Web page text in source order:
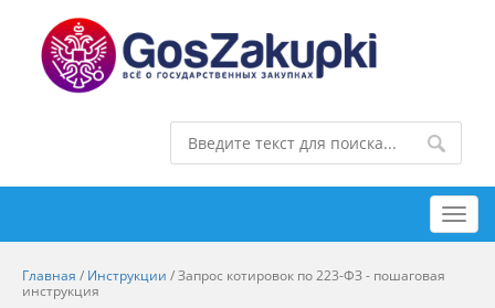
Главная / Инструкции /Запрос котировок по 223-ФЗ - пошаговая
инструкция